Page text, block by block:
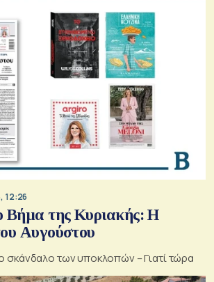
12:26
Βήμα της Κυριακής: Η
Αυγούστου
σκάνδαλο των υποκλοπών – Γιατί τώρα